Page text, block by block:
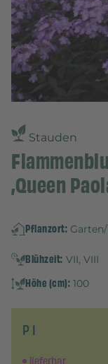
Stauden
‚Queen
Pflanzort:
Blühzeit: VII, VIII
Höhe (cm): 100
P 1